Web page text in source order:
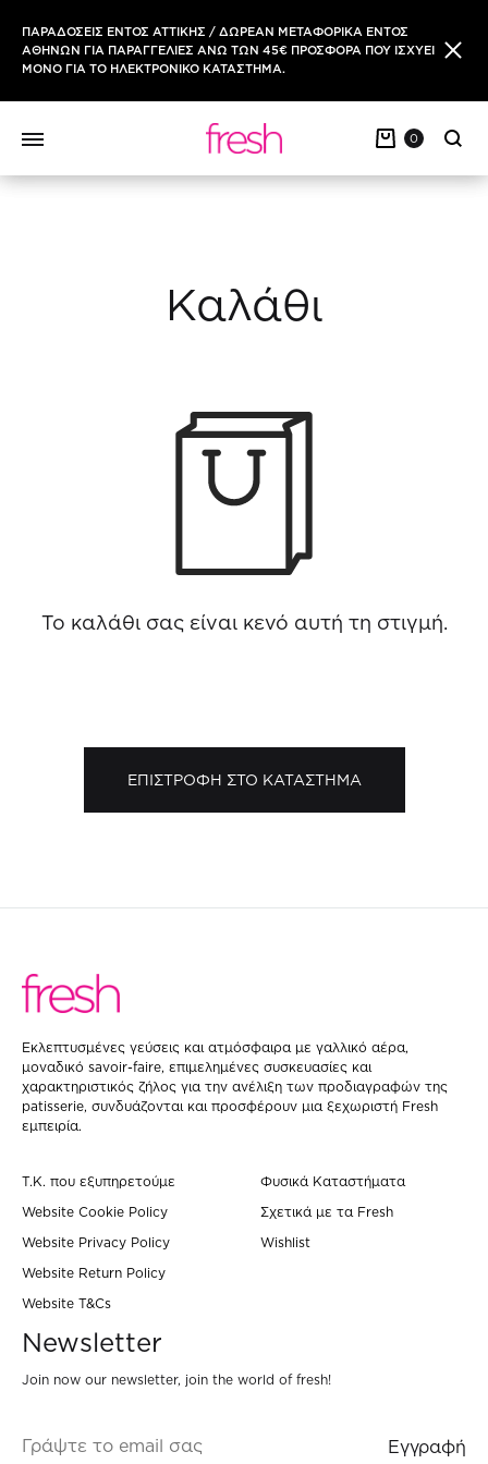
ΠΑΡΑΔΟΣΕΙΣ ΕΝΤΟΣ ΑΤΤΙΚΗΣ / ΔΩΡΕΑΝ ΜΕΤΑΦΟΡΙΚΑ ΕΝΤΟΣ
ΑΘΗΝΩΝ ΓΙΑ ΠΑΡΑΓΓΕΛΙΕΣ ΑΝΩ ΤΩΝ 45€ ΠΡΟΣΦΟΡΑ ΠΟΥ ΙΣΧΥΕΙ
ΜΟΝΟ ΓΙΑ ΤΟ ΗΛΕΚΤΡΟΝΙΚΟ ΚΑΤΑΣΤΗΜΑ.
0
Καλάθι
Το καλάθι σας είναι κενό αυτή τη στιγμή.
ΕΠΙΣΤΡΟΦΗ ΣΤΟ ΚΑΤΑΣΤΗΜΑ
Eκλεπτυσμένες γεύσεις και ατμόσφαιρα με γαλλικό αέρα,
μοναδικό savoir-faire, επιμελημένες συσκευασίες και
χαρακτηριστικός ζήλος για την ανέλιξη των προδιαγραφών της
patisserie, συνδυάζονται και προσφέρουν μια ξεχωριστή Fresh
εμπειρία.
Τ.Κ. που εξυπηρετούμε
Website Cookie Policy
Website Privacy Policy
Website Return Policy
Website T&Cs
Φυσικά Καταστήματα
Σχετικά με τα Fresh
Wishlist
Newsletter
Join now our newsletter, join the world of fresh!